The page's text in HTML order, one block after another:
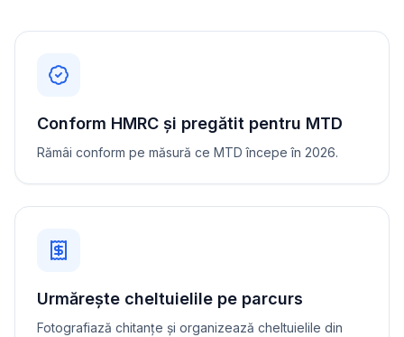
Conform HMRC și pregătit pentru MTD
Rămâi conform pe măsură ce MTD începe în 2026.
Urmărește cheltuielile pe parcurs
Fotografiază chitanțe și organizează cheltuielile din